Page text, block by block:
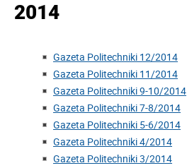
2014
Gazeta Politechniki 12/2014
Gazeta Politechniki 11/2014
Gazeta Politechniki 9-10/2014
Gazeta Politechniki 7-8/2014
Gazeta Politechniki 5-6/2014
Gazeta Politechniki 4/2014
Gazeta Politechniki 3/2014